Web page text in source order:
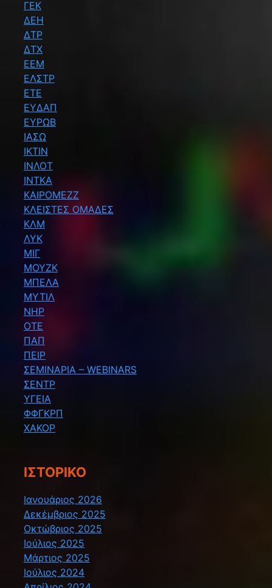
ΓΕΚ
ΔΕΗ
ΔΤΡ
ΔΤΧ
ΕΕΜ
ΕΛΣΤΡ
ΕΤΕ
ΕΥΔΑΠ
ΕΥΡΩΒ
ΙΑΣΩ
ΙΚΤΙΝ
ΙΝΛΟΤ
ΙΝΤΚΑ
ΚΑΙΡΟΜΕΖΖ
ΚΛΕΙΣΤΕΣ ΟΜΑΔΕΣ
ΚΛΜ
ΛΥΚ
ΜΙΓ
ΜΟΥΖΚ
ΜΠΕΛΑ
ΜΥΤΙΛ
ΝΗΡ
ΟΤΕ
ΠΑΠ
ΠΕΙΡ
ΣΕΜΙΝΑΡΙΑ – WEBINARS
ΣΕΝΤΡ
ΥΓΕΙΑ
ΦΦΓΚΡΠ
ΧΑΚΟΡ
ΙΣΤΟΡΙΚΌ
Ιανουάριος 2026
Δεκέμβριος 2025
Οκτώβριος 2025
Ιούλιος 2025
Μάρτιος 2025
Ιούλιος 2024